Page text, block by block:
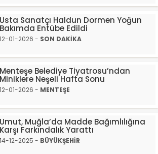
Usta Sanatçı Haldun Dormen Yoğun
Bakımda Entübe Edildi
12-01-2026 - SON DAKİKA
Menteşe Belediye Tiyatrosu’ndan
Miniklere Neşeli Hafta Sonu
12-01-2026 - MENTEŞE
Umut, Muğla’da Madde Bağımlılığına
Karşı Farkındalık Yarattı
14-12-2025 - BÜYÜKŞEHİR